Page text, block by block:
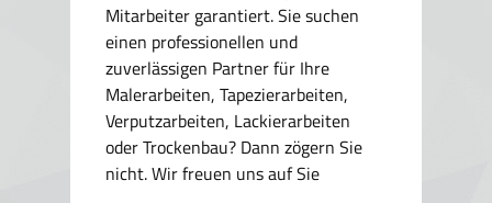
Mitarbeiter garantiert. Sie suchen
einen professionellen und
zuverlässigen Partner für Ihre
Malerarbeiten, Tapezierarbeiten,
Verputzarbeiten, Lackierarbeiten
oder Trockenbau? Dann zögern Sie
nicht. Wir freuen uns auf Sie